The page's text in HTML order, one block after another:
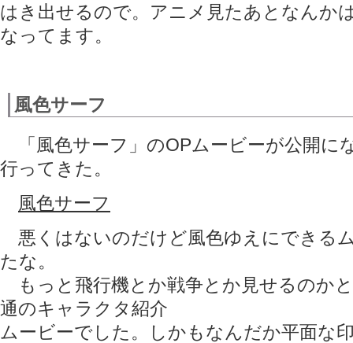
はき出せるので。アニメ見たあとなんか
なってます。
風色サーフ
「風色サーフ」のOPムービーが公開に
行ってきた。
風色サーフ
悪くはないのだけど風色ゆえにできる
たな。
もっと飛行機とか戦争とか見せるのか
通のキャラクタ紹介
ムービーでした。しかもなんだか平面な